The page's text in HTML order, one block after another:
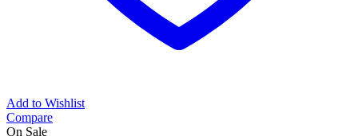
Add to Wishlist
Compare
On Sale